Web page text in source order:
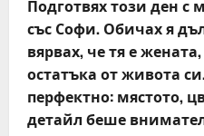
i
o
n
Подготвях този ден с
със Софи. Обичах я
вярвах, че тя е
остатъка от живота
перфектно: мястото,
детайл беше